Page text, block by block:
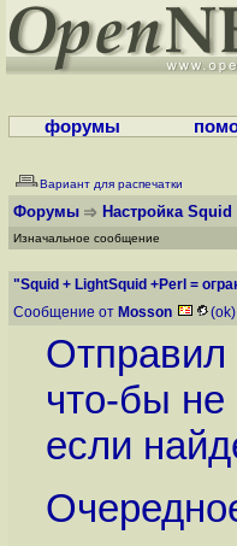
форумы
Вариант для распечатки
Форумы Настройка
Изначальное сообщение
"Squid + LightSquid +Perl =
Сообщение от Mosson
Отправил
что-бы не
если